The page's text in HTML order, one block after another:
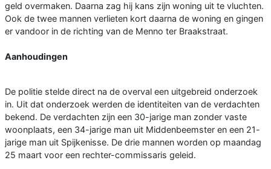
geld overmaken. Daarna zag hij kans zijn woning uit te vluchten.
Ook de twee mannen verlieten kort daarna de woning en gingen
er vandoor in de richting van de Menno ter Braakstraat.
Aanhoudingen
De politie stelde direct na de overval een uitgebreid onderzoek
in. Uit dat onderzoek werden de identiteiten van de verdachten
bekend. De verdachten zijn een 30-jarige man zonder vaste
woonplaats, een 34-jarige man uit Middenbeemster en een 21-
jarige man uit Spijkenisse. De drie mannen worden op maandag
25 maart voor een rechter-commissaris geleid.